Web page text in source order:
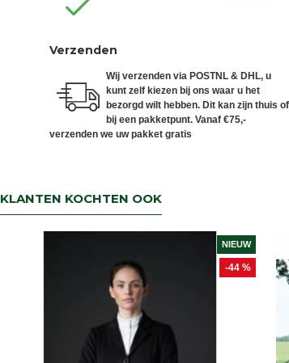
Verzenden
Wij verzenden via POSTNL & DHL, u
kunt zelf kiezen bij ons waar u het
bezorgd wilt hebben. Dit kan zijn thuis of
bij een pakketpunt. Vanaf €75,-
verzenden we uw pakket gratis
KLANTEN KOCHTEN OOK
NIEUW
-44 %